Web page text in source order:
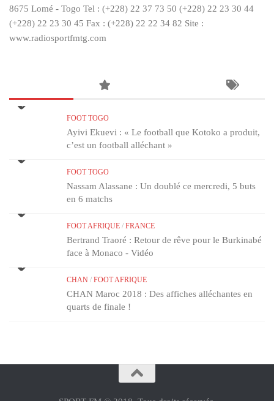
8675 Lomé - Togo Tel : (+228) 22 37 73 50 (+228) 22 23 30 44
(+228) 22 23 30 45 Fax : (+228) 22 22 34 82 Site :
www.radiosportfmtg.com
FOOT TOGO
Ayivi Ekuevi : « Le football que Kotoko a produit,
c’est un football alléchant »
FOOT TOGO
Nassam Alassane : Un doublé ce mercredi, 5 buts
en 6 matchs
FOOT AFRIQUE / FRANCE
Bertrand Traoré : Retour de rêve pour le Burkinabé
face à Monaco - Vidéo
CHAN / FOOT AFRIQUE
CHAN Maroc 2018 : Des affiches alléchantes en
quarts de finale !